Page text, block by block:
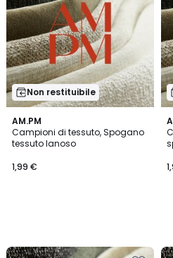
Non restituibile
AM.PM
Campioni di tessuto, Spogano
tessuto lanoso
1,99 €